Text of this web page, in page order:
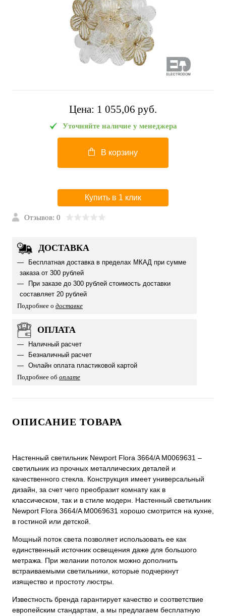
Цена: 1 055,06 pуб.
Уточняйте наличие у менеджера
В корзину
Купить в 1 клик
Отзывов: 0
ДОСТАВКА
Бесплатная доставка в пределах МКАД при сумме
заказа от 300 рублей
При заказе до 300 рублей стоимость доставки
составляет 20 рублей
Подробнее о доставке
ОПЛАТА
Наличный расчет
Безналичный расчет
Онлайн оплата пластиковой картой
Подробнее об оплате
ОПИСАНИЕ ТОВАРА
Настенный светильник Newport Flora 3664/A М0069631 –
светильник из прочных металлических деталей и
качественного стекла. Конструкция имеет универсальный
дизайн, за счет чего преобразит комнату как в
классическом, так и в стиле модерн. Настенный светильник
Newport Flora 3664/A М0069631 хорошо смотрится на кухне,
в гостиной или детской.
Мощный поток света позволяет использовать ее как
единственный источник освещения даже для большого
метража. При желании потолок можно дополнить
встраиваемыми светильники, которые подчеркнут
изящество и простоту люстры.
Известность бренда гарантирует качество и соответствие
европейским стандартам, а мы предлагаем бесплатную